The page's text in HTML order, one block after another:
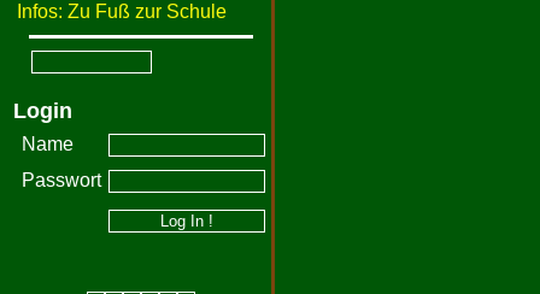
Infos: Zu Fuß zur Schule
Login
Name
Passwort